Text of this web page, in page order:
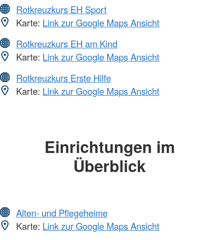
Rotkreuzkurs EH Sport
Karte: Link zur Google Maps Ansicht
Rotkreuzkurs EH am Kind
Karte: Link zur Google Maps Ansicht
Rotkreuzkurs Erste Hilfe
Karte: Link zur Google Maps Ansicht
Einrichtungen im
Überblick
Alten- und Pflegeheime
Karte: Link zur Google Maps Ansicht